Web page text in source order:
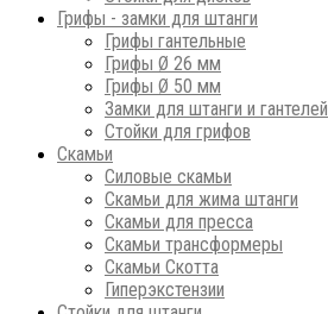
Грифы - замки для штанги
Грифы гантельные
Грифы Ø 26 мм
Грифы Ø 50 мм
Замки для штанги и гантелей
Стойки для грифов
Скамьи
Силовые скамьи
Скамьи для жима штанги
Скамьи для пресса
Скамьи трансформеры
Скамьи Скотта
Гиперэкстензии